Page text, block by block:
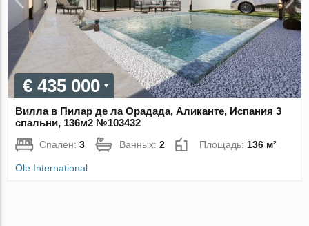
€ 435 000
Вилла в Пилар де ла Орадада, Аликанте, Испания 3
спальни, 136м2 №103432
Спален:3 Ванных:2 Площадь: 136 м²
Ole International